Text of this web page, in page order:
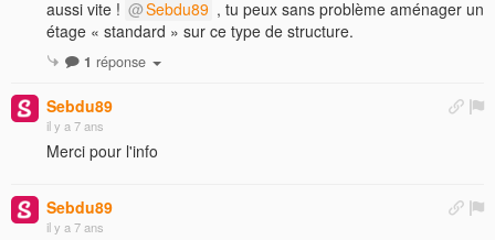
aussi vite !
Sebdu89 , tu peux sans problème aménager un
étage « standard » sur ce type de structure.
1 réponse
Sebdu89
il y a 7 ans
Merci pour l'info
Sebdu89
il y a 7 ans